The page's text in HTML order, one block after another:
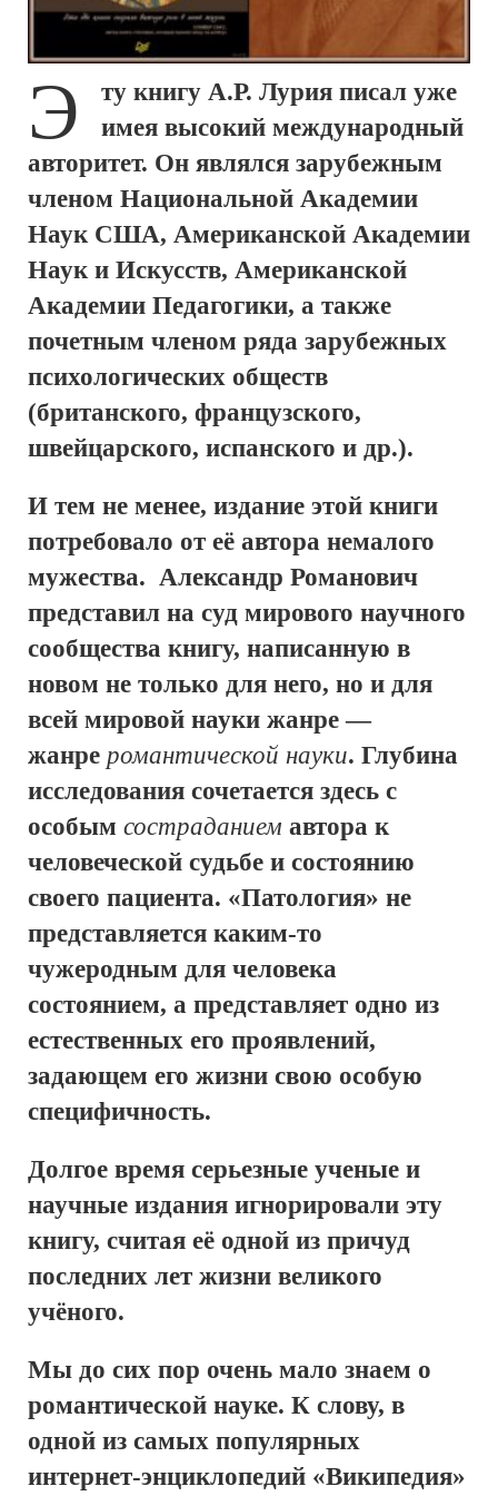
Э
ту книгу А.Р. Лурия писал уже
имея высокий международный
авторитет. Он являлся зарубежным
членом Национальной Академии
Наук США, Американской Академии
Наук и Искусств, Американской
Академии Педагогики, а также
почетным членом ряда зарубежных
психологических обществ
(британского, французского,
швейцарского, испанского и др.).
И тем не менее, издание этой книги
потребовало от её автора немалого
мужества. Александр Романович
представил на суд мирового научного
сообщества книгу, написанную в
новом не только для него, но и для
всей мировой науки жанре —
жанре романтической науки. Глубина
исследования сочетается здесь с
особым состраданием автора к
человеческой судьбе и состоянию
своего пациента. «Патология» не
представляется каким-то
чужеродным для человека
состоянием, а представляет одно из
естественных его проявлений,
задающем его жизни свою особую
специфичность.
Долгое время серьезные ученые и
научные издания игнорировали эту
книгу, считая её одной из причуд
последних лет жизни великого
учёного.
Мы до сих пор очень мало знаем о
романтической науке. К слову, в
одной из самых популярных
интернет-энциклопедий «Википедия»